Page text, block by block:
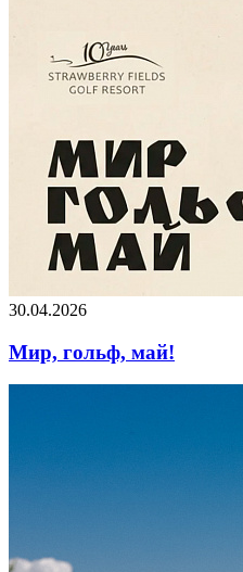
30.04.2026
Мир, гольф, май!